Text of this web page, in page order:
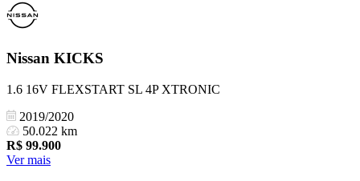
Nissan KICKS
1.6 16V FLEXSTART SL 4P XTRONIC
2019/2020
50.022 km
R$ 99.900
Ver mais